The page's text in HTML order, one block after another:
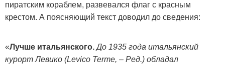
пиратским кораблем, развевался флаг с красным
крестом. А поясняющий текст доводил до сведения:
«Лучше итальянского. До 1935 года итальянский
курорт Левико (Levico Terme, – Ред.) обладал